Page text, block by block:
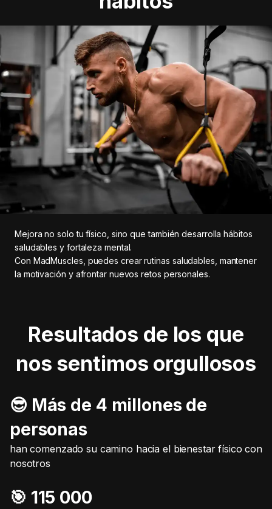
Mejora no solo tu físico, sino que también desarrolla hábitos
saludables y fortaleza mental.
Con MadMuscles, puedes crear rutinas saludables, mantener
la motivación y afrontar nuevos retos personales.
Resultados de los que
nos sentimos orgullosos
😎 Más de 4 millones de
personas
han comenzado su camino hacia el bienestar físico con
nosotros
🎯️ 115 000